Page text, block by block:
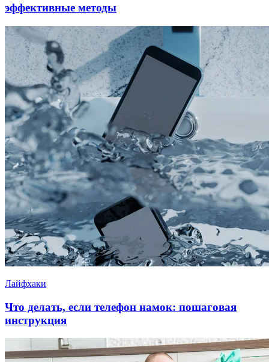
эффективные методы
Лайфхаки
Что делать, если телефон намок: пошаговая
инструкция